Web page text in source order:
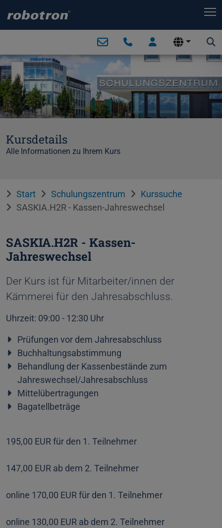
Kursdetails
Alle Informationen zu Ihrem Kurs
Start Schulungszentrum
Kurssuche
SASKIA.H2R - Kassen-Jahreswechsel
SASKIA.H2R - Kassen-
Jahreswechsel
Der Kurs ist für Mitarbeiter/innen der
Kämmerei für den Jahresabschluss.
Uhrzeit: 09:00 - 12:30 Uhr
Prüfungen vor dem Jahresabschluss
Buchhaltungsabstimmung
Behandlung der Kassenbestände zum
Jahreswechsel/Jahresabschluss
Mittelübertragungen
Bagatellbeträge
195,00 EUR für den 1. Teilnehmer
147,00 EUR ab dem 2. Teilnehmer
online 170,00 EUR für den 1. Teilnehmer
online 130,00 EUR ab dem 2. Teilnehmer